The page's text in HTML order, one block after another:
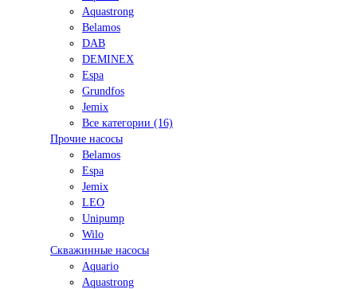
Aquastrong
Belamos
DAB
DEMINEX
Espa
Grundfos
Jemix
Все категории (16)
Прочие насосы
Belamos
Espa
Jemix
LEO
Unipump
Wilo
Скважинные насосы
Aquario
Aquastrong